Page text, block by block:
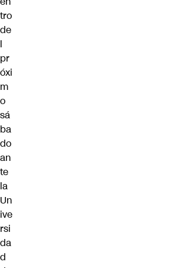
tro
de
l
pr
óxi
m
o
sá
ba
do
an
te
la
Un
ive
rsi
da
d